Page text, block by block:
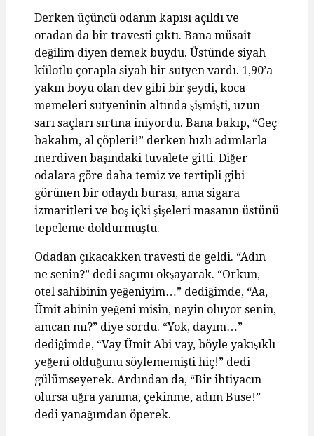
Derken üçüncü odanın kapısı açıldı ve
oradan da bir travesti çıktı. Bana müsait
değilim diyen demek buydu. Üstünde siyah
külotlu çorapla siyah bir sutyen vardı. 1,90’a
yakın boyu olan dev gibi bir şeydi, koca
memeleri sutyeninin altında şişmişti, uzun
sarı saçları sırtına iniyordu. Bana bakıp, “Geç
bakalım, al çöpleri!” derken hızlı adımlarla
merdiven başındaki tuvalete gitti. Diğer
odalara göre daha temiz ve tertipli gibi
görünen bir odaydı burası, ama sigara
izmaritleri ve boş içki şişeleri masanın üstünü
tepeleme doldurmuştu.
Odadan çıkacakken travesti de geldi. “Adın
ne senin?” dedi saçımı okşayarak. “Orkun,
otel sahibinin yeğeniyim…” dediğimde, “Aa,
Ümit abinin yeğeni misin, neyin oluyor senin,
amcan mı?” diye sordu. “Yok, dayım…”
dediğimde, “Vay Ümit Abi vay, böyle yakışıklı
yeğeni olduğunu söylememişti hiç!” dedi
gülümseyerek. Ardından da, “Bir ihtiyacın
olursa uğra yanıma, çekinme, adım Buse!”
dedi yanağımdan öperek.